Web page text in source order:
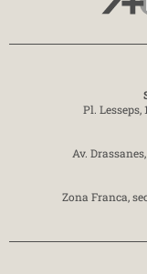
Pl. Lesseps,
Av.
Zona Franca,